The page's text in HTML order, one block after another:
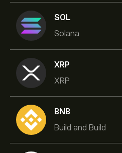
SOL
Solana
XRP
XRP
BNB
Build and Build